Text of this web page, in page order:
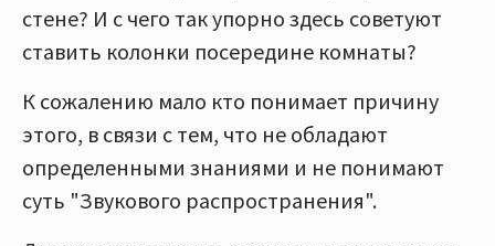
стене? И с чего так упорно здесь советуют
ставить колонки посередине комнаты?
К сожалению мало кто понимает причину
этого, в связи с тем, что не обладают
определенными знаниями и не понимают
суть "Звукового распространения".